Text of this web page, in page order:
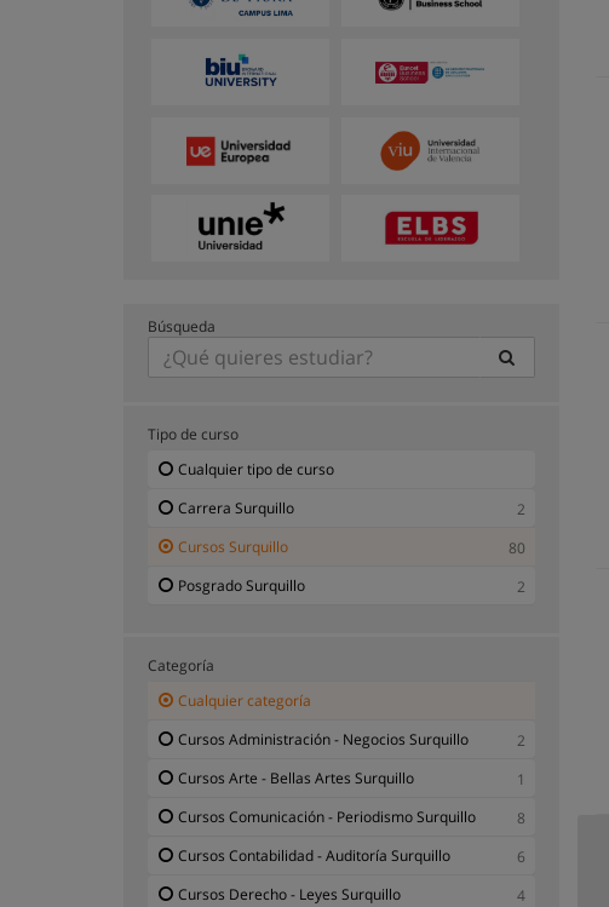
Búsqueda
Tipo de curso
Cualquier tipo de curso
Carrera Surquillo
2
Cursos Surquillo
80
Posgrado Surquillo
2
Categoría
Cualquier categoría
Cursos Administración - Negocios Surquillo
2
Cursos Arte - Bellas Artes Surquillo
1
Cursos Comunicación - Periodismo Surquillo
8
Cursos Contabilidad - Auditoría Surquillo
6
Cursos Derecho - Leyes Surquillo
4